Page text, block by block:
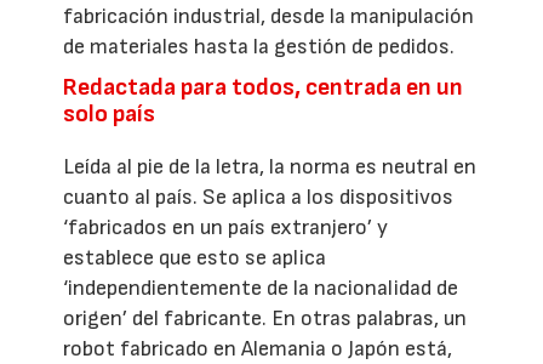
fabricación industrial, desde la manipulación
de materiales hasta la gestión de pedidos.
Redactada para todos, centrada en un
solo país
Leída al pie de la letra, la norma es neutral en
cuanto al país. Se aplica a los dispositivos
‘fabricados en un país extranjero’ y
establece que esto se aplica
‘independientemente de la nacionalidad de
origen’ del fabricante. En otras palabras, un
robot fabricado en Alemania o Japón está,